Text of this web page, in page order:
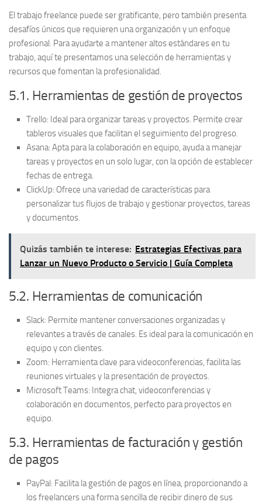
El trabajo freelance puede ser gratificante, pero también presenta
desafíos únicos que requieren una organización y un enfoque
profesional. Para ayudarte a mantener altos estándares en tu
trabajo, aquí te presentamos una selección de herramientas y
recursos que fomentan la profesionalidad.
5.1. Herramientas de gestión de proyectos
Trello: Ideal para organizar tareas y proyectos. Permite crear
tableros visuales que facilitan el seguimiento del progreso.
Asana: Apta para la colaboración en equipo, ayuda a manejar
tareas y proyectos en un solo lugar, con la opción de establecer
fechas de entrega.
ClickUp: Ofrece una variedad de características para
personalizar tus flujos de trabajo y gestionar proyectos, tareas
y documentos.
Quizás también te interese: Estrategias Efectivas para
Lanzar un Nuevo Producto o Servicio | Guía Completa
5.2. Herramientas de comunicación
Slack: Permite mantener conversaciones organizadas y
relevantes a través de canales. Es ideal para la comunicación en
equipo y con clientes.
Zoom: Herramienta clave para videoconferencias, facilita las
reuniones virtuales y la presentación de proyectos.
Microsoft Teams: Integra chat, videoconferencias y
colaboración en documentos, perfecto para proyectos en
equipo.
5.3. Herramientas de facturación y gestión
de pagos
PayPal: Facilita la gestión de pagos en línea, proporcionando a
los freelancers una forma sencilla de recibir dinero de sus